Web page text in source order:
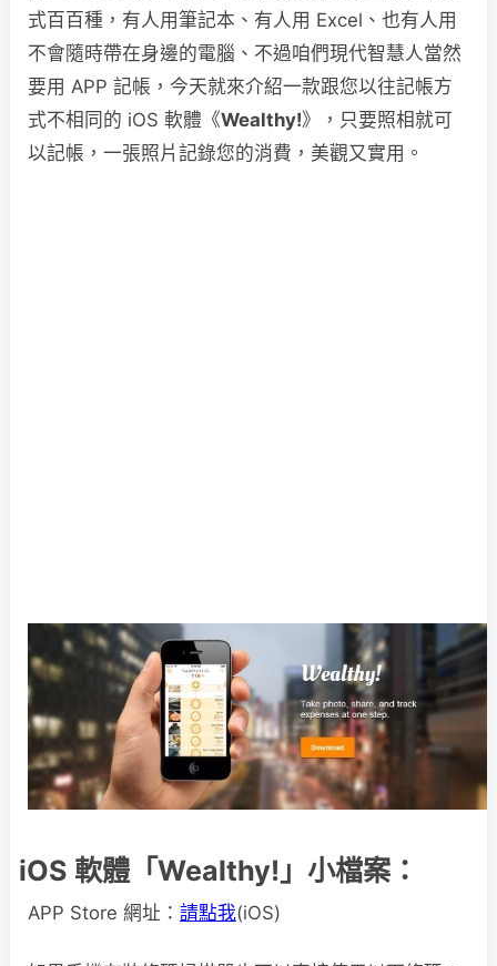
式百百種，有人用筆記本、有人用 Excel、也有人用
不會隨時帶在身邊的電腦、不過咱們現代智慧人當然
要用 APP 記帳，今天就來介紹一款跟您以往記帳方
式不相同的 iOS 軟體《Wealthy!》，只要照相就可
以記帳，一張照片記錄您的消費，美觀又實用。
iOS 軟體「Wealthy!」小檔案：
APP Store 網址： 請點我(iOS)